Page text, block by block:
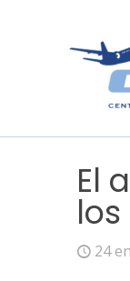
El
24